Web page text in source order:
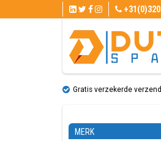
Gratis verzekerde
MERK